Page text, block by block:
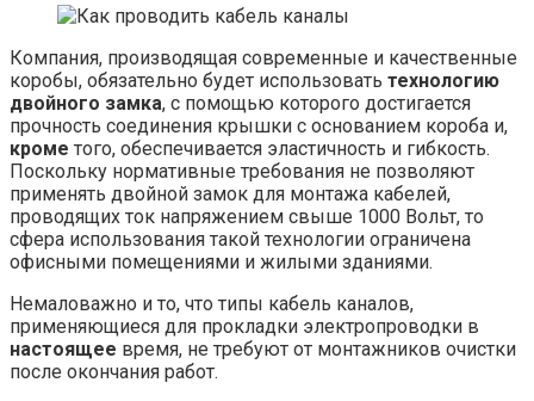
Компания, производящая современные и качественные
коробы, обязательно будет использовать технологию
двойного замка, с помощью которого достигается
прочность соединения крышки с основанием короба и,
кроме того, обеспечивается эластичность и гибкость.
Поскольку нормативные требования не позволяют
применять двойной замок для монтажа кабелей,
проводящих ток напряжением свыше 1000 Вольт, то
сфера использования такой технологии ограничена
офисными помещениями и жилыми зданиями.
Немаловажно и то, что типы кабель каналов,
применяющиеся для прокладки электропроводки в
настоящее время, не требуют от монтажников очистки
после окончания работ.